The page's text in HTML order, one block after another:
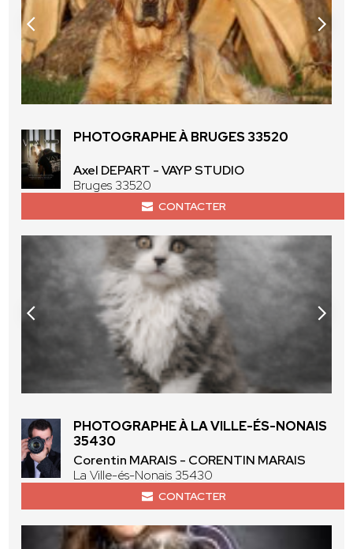
PHOTOGRAPHE À BRUGES 33520
Axel DEPART - VAYP STUDIO
Bruges 33520
CONTACTER
PHOTOGRAPHE À LA VILLE-ÉS-NONAIS
35430
Corentin MARAIS - CORENTIN MARAIS
La Ville-és-Nonais 35430
CONTACTER